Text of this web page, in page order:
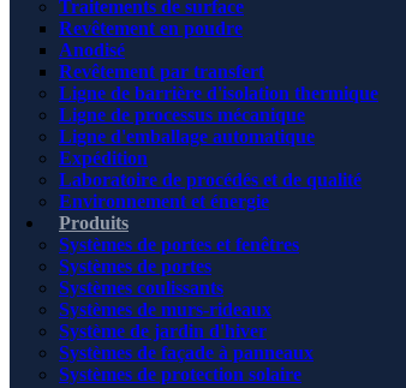
Traitements de surface
Revêtement en poudre
Anodisé
Revêtement par transfert
Ligne de barrière d'isolation thermique
Ligne de processus mécanique
Ligne d'emballage automatique
Expédition
Laboratoire de procédés et de qualité
Environnement et énergie
Produits
Systèmes de portes et fenêtres
Systèmes de portes
Systèmes coulissants
Systèmes de murs-rideaux
Système de jardin d'hiver
Systèmes de façade à panneaux
Systèmes de protection solaire